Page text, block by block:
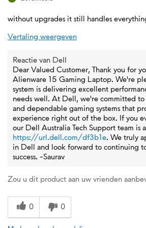
without upgrades it still handles
Vertaling weergeven
Reactie van Dell
Dear Valued Customer, Thank you for
Alienware 15 Gaming Laptop. We're
system is delivering excellent
needs well. At Dell, we're committed
and dependable gaming systems that
experience right out of the box. If you
our Dell Australia Tech Support team is
https://url.dell.com/df3b1e. We truly
in Dell and look forward to continuing
success. -Saurav
Zou u dit product aan uw vrienden
0 0